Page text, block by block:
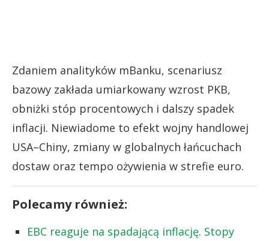
Zdaniem analityków mBanku, scenariusz
bazowy zakłada umiarkowany wzrost PKB,
obniżki stóp procentowych i dalszy spadek
inflacji. Niewiadome to efekt wojny handlowej
USA–Chiny, zmiany w globalnych łańcuchach
dostaw oraz tempo ożywienia w strefie euro.
Polecamy również:
EBC reaguje na spadającą inflację. Stopy